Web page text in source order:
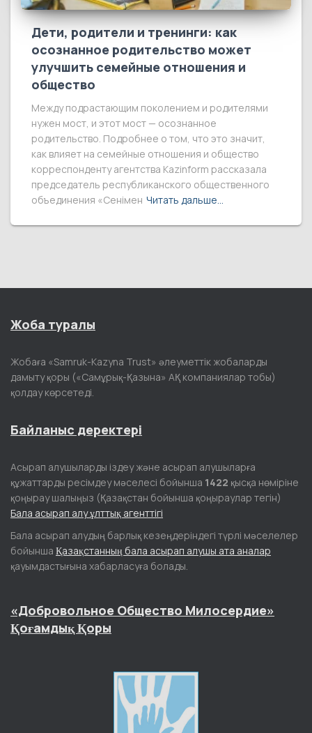
Дети, родители и тренинги: как
осознанное родительство может
улучшить семейные отношения и
общество
Между подрастающим поколением и родителями
нужен мост, и этот мост — осознанное
родительство. Подробнее о том, что это значит,
как влияет на семейные отношения и общество
корреспонденту агентства Kazinform рассказала
председатель республиканского общественного
объединения «Сенімен Читать дальше…
Жоба туралы
Жобаға «Samruk-Kazyna Trust» әлеуметтік жобаларды
дамыту қоры («Самұрық-Қазына» АҚ компаниялар тобы)
қолдау көрсетеді.
Байланыс деректері
Асырап алушыларды іздеу және асырап алушыларға
құжаттарды ресімдеу мәселесі бойынша 1422 қысқа нөміріне
қоңырау шалыңыз (Қазақстан бойынша қоңыраулар тегін)
Бала асырап алу ұлттық агенттігі
Бала асырап алудың барлық кезеңдеріндегі түрлі мәселелер
бойынша Қазақстанның бала асырап алушы ата аналар
қауымдастығына хабарласуға болады.
«Добровольное Общество Милосердие»
Қоғамдық Қоры